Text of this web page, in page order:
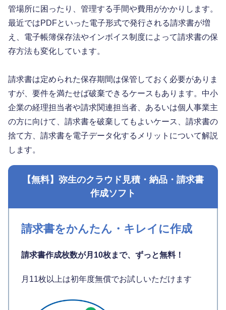
管場所に困ったり、管理する手間や費用がかかりします。
最近ではPDFといった電子形式で発行される請求書が増
え、電子帳簿保存法やインボイス制度によって請求書の保
存方法も変化しています。
請求書は定められた保存期間は保管しておく必要がありま
すが、要件を満たせば破棄できるケースもあります。中小
企業の経理担当者や請求関連担当者、あるいは個人事業主
の方に向けて、請求書を破棄してもよいケース、請求書の
捨て方、請求書を電子データ化するメリットについて解説
します。
【無料】弥生のクラウド見積・納品・請求書
作成ソフト
請求書をかんたん・キレイに作成
請求書作成枚数が月10枚まで、ずっと無料！
月11枚以上は初年度無償でお試しいただけます